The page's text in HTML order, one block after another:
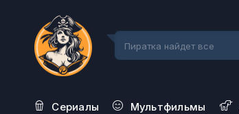
Сериалы Мультфильмы